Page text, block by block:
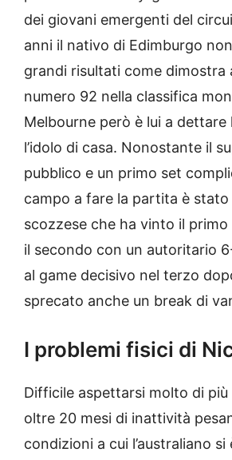
dei giovani emergenti del
anni il nativo di Edimburgo
grandi risultati come dimostra
numero 92 nella classifica
Melbourne però è lui a
l’idolo di casa. Nonostante il
pubblico e un primo set
campo a fare la partita è
scozzese che ha vinto il
il secondo con un autoritario
al game decisivo nel terzo
sprecato anche un break di
I problemi fisici di
Difficile aspettarsi molto di più
oltre 20 mesi di inattività
condizioni a cui l’australiano